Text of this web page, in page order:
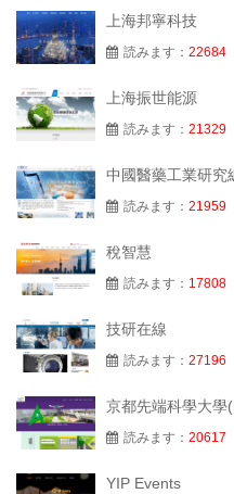
上海邦寧科技
読みます： 22684
上海振世能源
読みます： 21329
中國醫藥工業研究
読みます： 21959
稅智慧
読みます： 17808
技研在線
読みます： 27196
京都先端科學大學
読みます： 20617
YIP Events